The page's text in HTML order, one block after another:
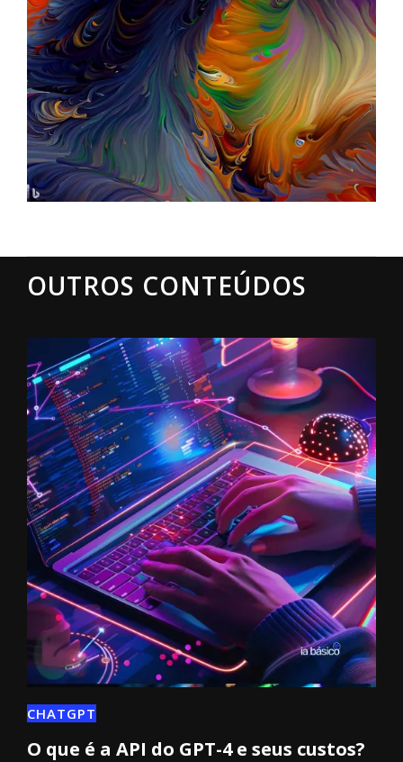
OUTROS CONTEÚDOS
CHATGPT
O que é a API do GPT-4 e seus custos?